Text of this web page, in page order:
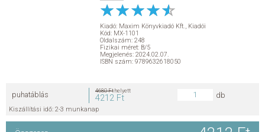
Kiadó: Maxim Könyvkiadó Kft., Kiadói
Kód: MX-1101
Oldalszám: 248
Fizikai méret: B/5
Megjelenés: 2024.02.07.
ISBN szám: 9789632618050
puhatáblás 4680 Fthelyett
4212 Ft db
Kiszállítási idő: 2-3 munkanap
ÁLTALÁNOS SZERZŐDÉSI FELTÉTELEK